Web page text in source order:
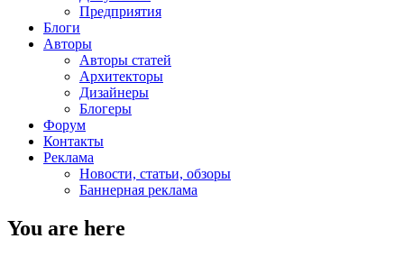
Предприятия
Блоги
Авторы
Авторы статей
Архитекторы
Дизайнеры
Блогеры
Форум
Контакты
Реклама
Новости, статьи, обзоры
Баннерная реклама
You are here